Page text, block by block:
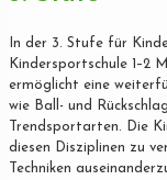
In der 3. Stufe für
Kindersportschule 1–2
ermöglicht eine
wie Ball- und
Trendsportarten. Die
diesen Disziplinen zu
Techniken